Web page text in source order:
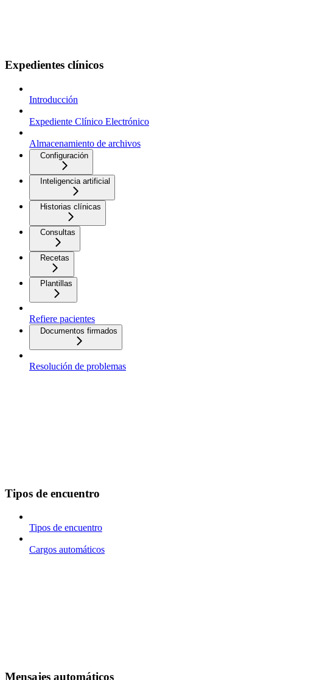
Expedientes clínicos
Introducción
Expediente Clínico Electrónico
Almacenamiento de archivos
Configuración
Inteligencia artificial
Historias clínicas
Consultas
Recetas
Plantillas
Refiere pacientes
Documentos firmados
Resolución de problemas
Tipos de encuentro
Tipos de encuentro
Cargos automáticos
Mensajes automáticos